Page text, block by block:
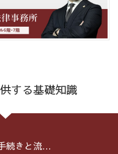
する基礎知識
続きと流...